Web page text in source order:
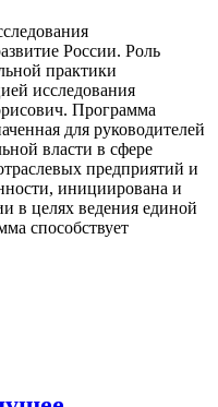
России. Роль
практики
исследования
Программа
для руководителей
власти в сфере
предприятий и
инициирована и
в целях ведения единой
способствует